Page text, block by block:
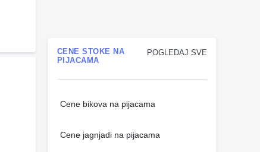
POGLEDAJ SVE
CENE STOKE NA
PIJACAMA
Cene bikova na pijacama
Cene jagnjadi na pijacama